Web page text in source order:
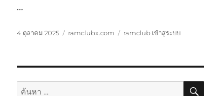
…
เขียน
4 ตุลาคม 2025
หมวด
ramclubx.com
ป้าย
ramclub เข้าสู่ระบบ
ค้นหา: ค้น